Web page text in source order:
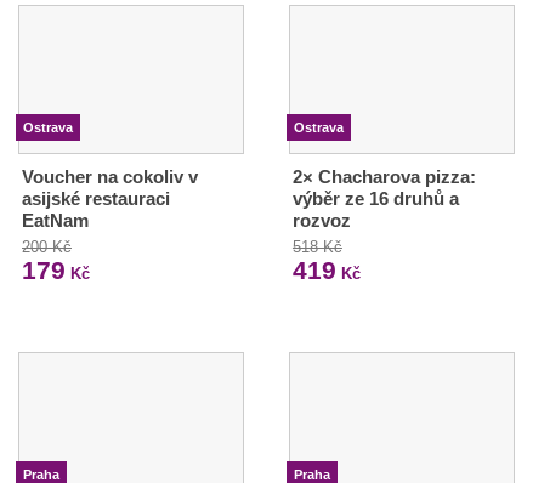
Ostrava
Voucher na cokoliv v
asijské restauraci
EatNam
200 Kč
179 Kč
Ostrava
2× Chacharova pizza:
výběr ze 16 druhů a
rozvoz
518 Kč
419 Kč
Praha Praha